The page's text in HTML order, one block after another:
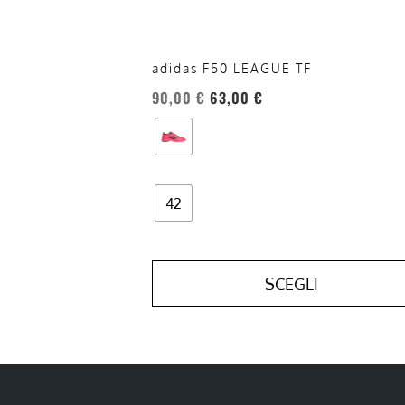
adidas F50 LEAGUE TF
90,00€ 63,00 €
42
SCEGLI
del
prodotto